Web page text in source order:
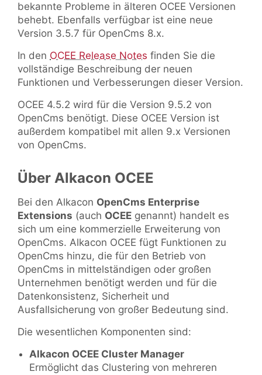
bekannte Probleme in älteren OCEE Versionen
behebt. Ebenfalls verfügbar ist eine neue
Version 3.5.7 für OpenCms 8.x.
In den OCEE Release Notes finden Sie die
vollständige Beschreibung der neuen
Funktionen und Verbesserungen dieser Version.
OCEE 4.5.2 wird für die Version 9.5.2 von
OpenCms benötigt. Diese OCEE Version ist
außerdem kompatibel mit allen 9.x Versionen
von OpenCms.
Über Alkacon OCEE
Bei den Alkacon OpenCms Enterprise
Extensions (auch OCEE genannt) handelt es
sich um eine kommerzielle Erweiterung von
OpenCms. Alkacon OCEE fügt Funktionen zu
OpenCms hinzu, die für den Betrieb von
OpenCms in mittelständigen oder großen
Unternehmen benötigt werden und für die
Datenkonsistenz, Sicherheit und
Ausfallsicherung von großer Bedeutung sind.
Die wesentlichen Komponenten sind:
Alkacon OCEE Cluster Manager
Ermöglicht das Clustering von mehreren